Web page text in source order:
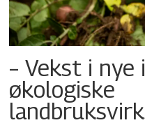
– Vekst i nye
økologiske